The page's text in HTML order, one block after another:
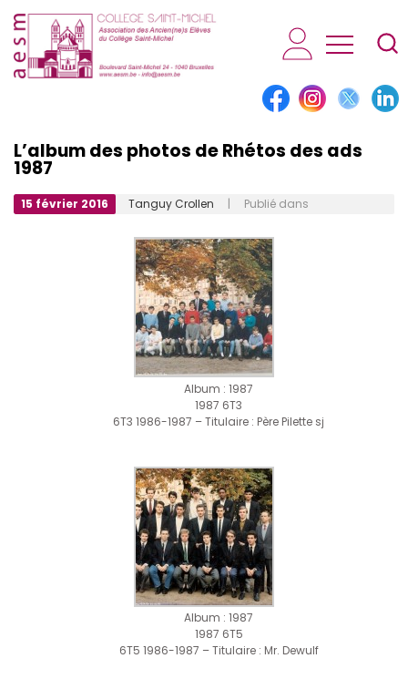
AESM...
L’album des photos de Rhétos des ads
1987
15 février 2016 Tanguy Crollen | Publié dans
Album : 1987
1987 6T3
6T3 1986-1987 – Titulaire : Père Pilette sj
Album : 1987
1987 6T5
6T5 1986-1987 – Titulaire : Mr. Dewulf